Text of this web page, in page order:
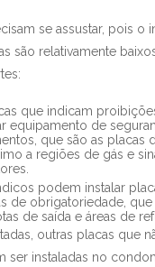
se assustar, pois o
são relativamente
que indicam
equipamento de
que são as placas
a regiões de gás e
podem instalar
de obrigatoriedade, que
de saída e áreas de
outras placas que
ser instaladas no